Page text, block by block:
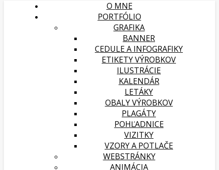
O MNE
PORTFÓLIO
GRAFIKA
BANNER
CEDULE A INFOGRAFIKY
ETIKETY VÝROBKOV
ILUSTRÁCIE
KALENDÁR
LETÁKY
OBALY VÝROBKOV
PLAGÁTY
POHĽADNICE
VIZITKY
VZORY A POTLAČE
WEBSTRÁNKY
ANIMÁCIA